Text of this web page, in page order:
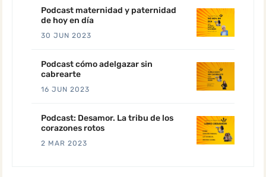
Podcast maternidad y paternidad
de hoy en día
30 JUN 2023
Podcast cómo adelgazar sin
cabrearte
16 JUN 2023
Podcast: Desamor. La tribu de los
corazones rotos
2 MAR 2023